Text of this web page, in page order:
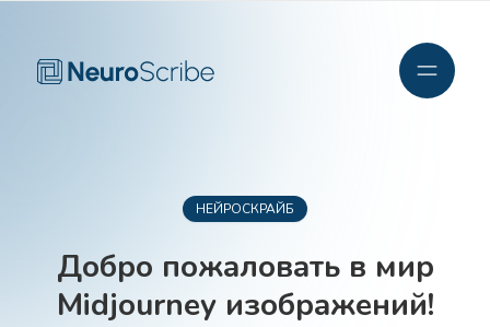
НЕЙРОСКРАЙБ
Добро пожаловать в мир
Midjourney изображений!